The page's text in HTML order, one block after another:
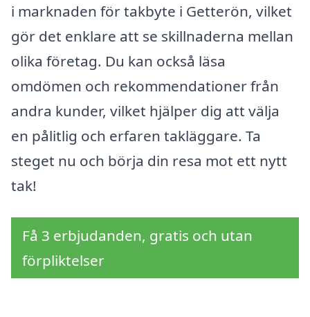
i marknaden för takbyte i Getterön, vilket
gör det enklare att se skillnaderna mellan
olika företag. Du kan också läsa
omdömen och rekommendationer från
andra kunder, vilket hjälper dig att välja
en pålitlig och erfaren takläggare. Ta
steget nu och börja din resa mot ett nytt
tak!
Få 3 erbjudanden, gratis och utan
förpliktelser